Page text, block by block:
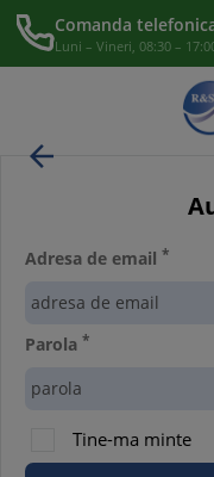
Comanda
Luni – Vineri, 08:30 –

Adresa de email *
Parola *
Tine-ma minte